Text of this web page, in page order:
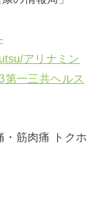
アリナミン
第一三共ヘルス
・筋肉痛 トクホ